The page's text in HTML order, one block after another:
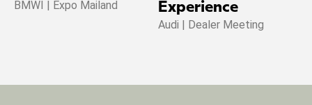
BMWI | Expo Mailand
Experience
Audi | Dealer Meeting